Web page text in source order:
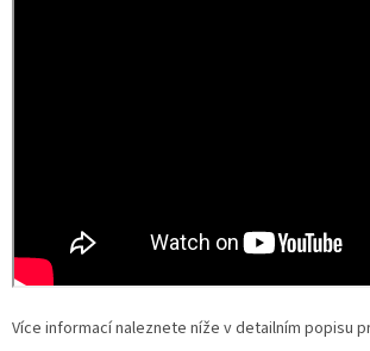
Více informací naleznete níže v detailním popisu